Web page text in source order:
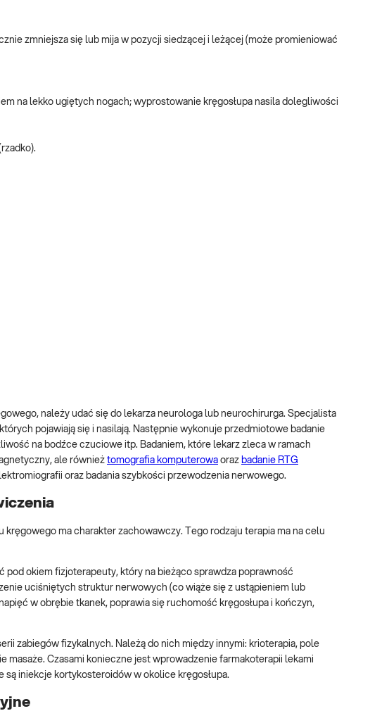
zmniejsza się lub mija w pozycji siedzącej i leżącej (może promieniować
na lekko ugiętych nogach; wyprostowanie kręgosłupa nasila dolegliwości
należy udać się do lekarza neurologa lub neurochirurga. Specjalista
pojawiają się i nasilają. Następnie wykonuje przedmiotowe badanie
na bodźce czuciowe itp. Badaniem, które lekarz zleca w ramach
ale również tomografia komputerowa oraz badanie RTG
oraz badania szybkości przewodzenia nerwowego.
ma charakter zachowawczy. Tego rodzaju terapia ma na celu
okiem fizjoterapeuty, który na bieżąco sprawdza poprawność
uciśniętych struktur nerwowych (co wiąże się z ustąpieniem lub
w obrębie tkanek, poprawia się ruchomość kręgosłupa i kończyn,
zabiegów fizykalnych. Należą do nich między innymi: krioterapia, pole
masaże. Czasami konieczne jest wprowadzenie farmakoterapii lekami
iniekcje kortykosteroidów w okolice kręgosłupa.